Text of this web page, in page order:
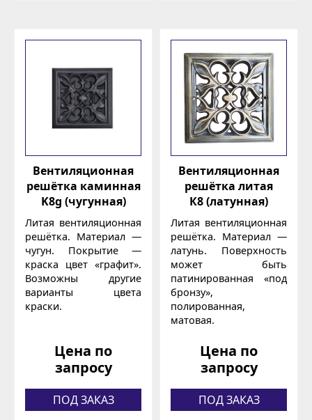
Вентиляционная
решётка каминная
K8g (чугунная)
Литая вентиляционная
решётка. Материал —
чугун. Покрытие —
краска цвет «графит».
Возможны другие
варианты цвета
краски.
Цена по
запросу
ПОД ЗАКАЗ
Вентиляционная
решётка литая
К8 (латунная)
Литая вентиляционная
решётка. Материал —
латунь. Поверхность
может быть
патинированная «под
бронзу»,
полированная,
матовая.
Цена по
запросу
ПОД ЗАКАЗ